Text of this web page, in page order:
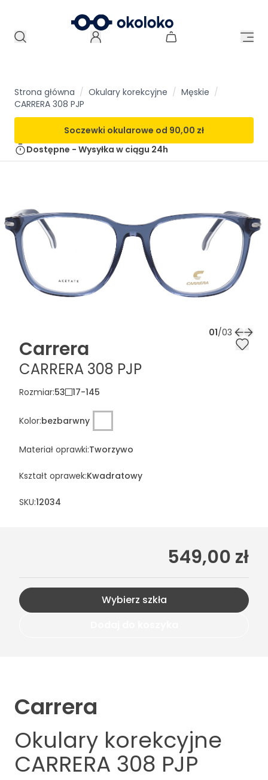
Strona główna / Okulary korekcyjne / Męskie /
CARRERA 308 PJP
Soczewki okularowe od 90,00 zł
Dostępne - Wysyłka w ciągu 24h
01/03
Carrera
CARRERA 308 PJP
Rozmiar:53 17-145
Kolor:bezbarwny
Materiał oprawki:Tworzywo
Kształt oprawek:Kwadratowy
SKU:12034
549,00 zł
Wybierz szkła
Carrera
Okulary korekcyjne
CARRERA 308 PJP